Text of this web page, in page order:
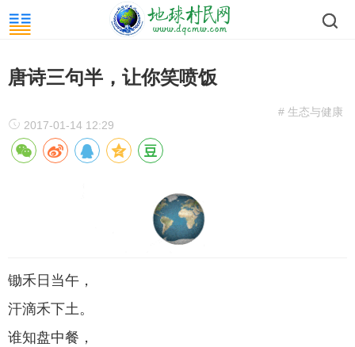
唐诗三句半，让你笑喷饭
# 生态与健康
2017-01-14 12:29
锄禾日当午，
汗滴禾下土。
谁知盘中餐，